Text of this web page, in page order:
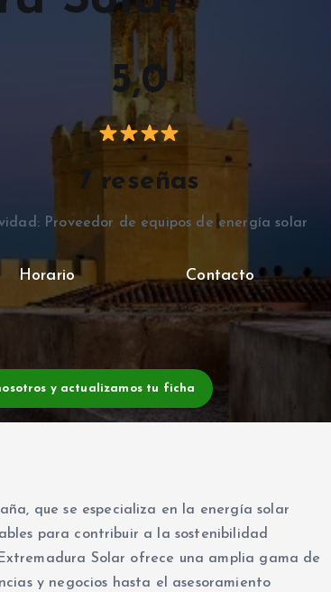
5,0
7 reseñas
Proveedor de equipos de energía solar
Horario Contacto
y actualizamos tu ficha
que se especializa en la energía solar
para contribuir a la sostenibilidad
Solar ofrece una amplia gama de
y negocios hasta el asesoramiento